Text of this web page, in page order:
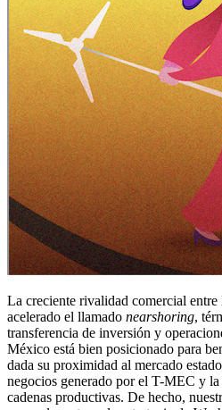
La creciente rivalidad comercial
acelerado el llamado nearshoring,
transferencia de inversión y
México está bien posicionado para
dada su proximidad al mercado
negocios generado por el T-MEC y
cadenas productivas. De hecho,